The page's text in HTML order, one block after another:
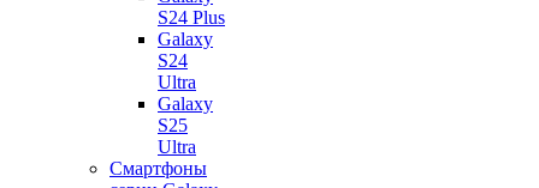
S24 Plus
Galaxy
S24
Ultra
Galaxy
S25
Ultra
Смартфоны